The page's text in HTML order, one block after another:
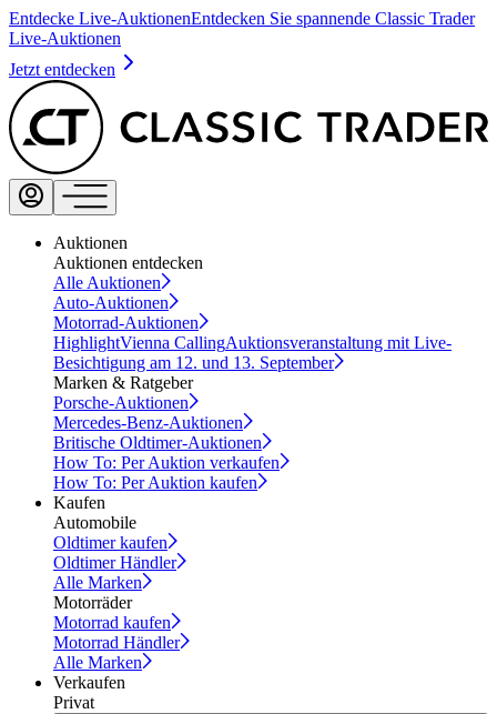
Entdecke Live-AuktionenEntdecken Sie spannende Classic Trader
Live-Auktionen
Jetzt entdecken
Auktionen
Auktionen entdecken
Alle Auktionen
Auto-Auktionen
Motorrad-Auktionen
HighlightVienna CallingAuktionsveranstaltung mit Live-
Besichtigung am 12. und 13. September
Marken & Ratgeber
Porsche-Auktionen
Mercedes-Benz-Auktionen
Britische Oldtimer-Auktionen
How To: Per Auktion verkaufen
How To: Per Auktion kaufen
Kaufen
Automobile
Oldtimer kaufen
Oldtimer Händler
Alle Marken
Motorräder
Motorrad kaufen
Motorrad Händler
Alle Marken
Verkaufen
Privat